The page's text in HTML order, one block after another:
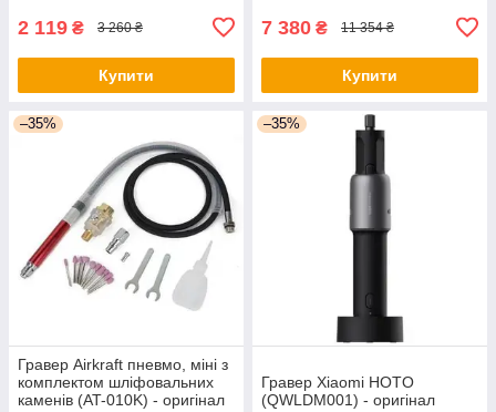
2 119 ₴ 3 260 ₴
Купити
7 380 ₴ 11 354 ₴
Купити
–35%
Гравер Airkraft пневмо, міні з
комплектом шліфовальних
каменів (AT-010K) - оригінал
–35%
Гравер Xiaomi HOTO
(QWLDM001) - оригінал